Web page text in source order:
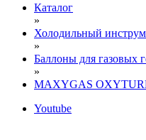
Каталог
»
Холодильный
»
Баллоны для газовых
»
МАXYGAS
Youtube